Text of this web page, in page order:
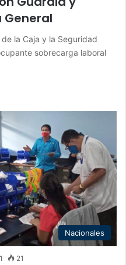
la Caja y la Seguridad
sobrecarga laboral
Nacionales
21